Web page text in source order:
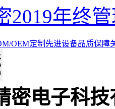
2019年终
OEM定制 先进设备品质保障
密电子科